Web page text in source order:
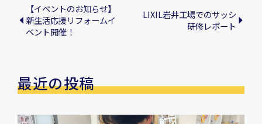
【イベントのお知らせ】
新生活応援リフォームイ
ベント開催！
LIXIL岩井工場でのサッシ
研修レポート
最近の投稿